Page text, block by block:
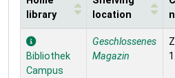
Holdings
library
location
Bibliothek
Campus
Geschlossenes
Magazin